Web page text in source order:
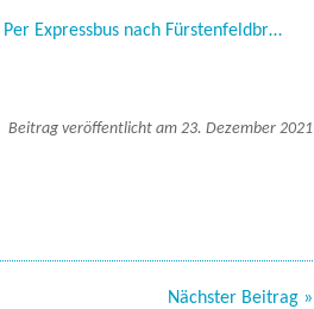
Per Expressbus nach Fürstenfeldbruck
Beitrag veröffentlicht am 23. Dezember 2021
Nächster Beitrag »